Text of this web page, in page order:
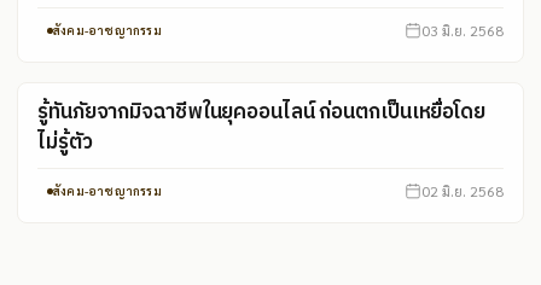
สังคม-อาชญากรรม 03 มิ.ย. 2568
รู้ทันภัยจากมิจฉาชีพในยุคออนไลน์ ก่อนตกเป็นเหยื่อโดย
ไม่รู้ตัว
สังคม-อาชญากรรม 02 มิ.ย. 2568